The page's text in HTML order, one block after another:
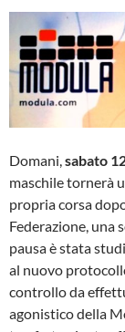
Domani,sabato
maschile tornerà
propria corsa
Federazione, una
pausa è stata
al nuovo
controllo da
agonistico della